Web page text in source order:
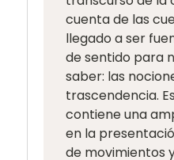
cuenta de las
llegado a ser
de sentido para
saber: las
trascendencia.
contiene una
en la
de movimientos